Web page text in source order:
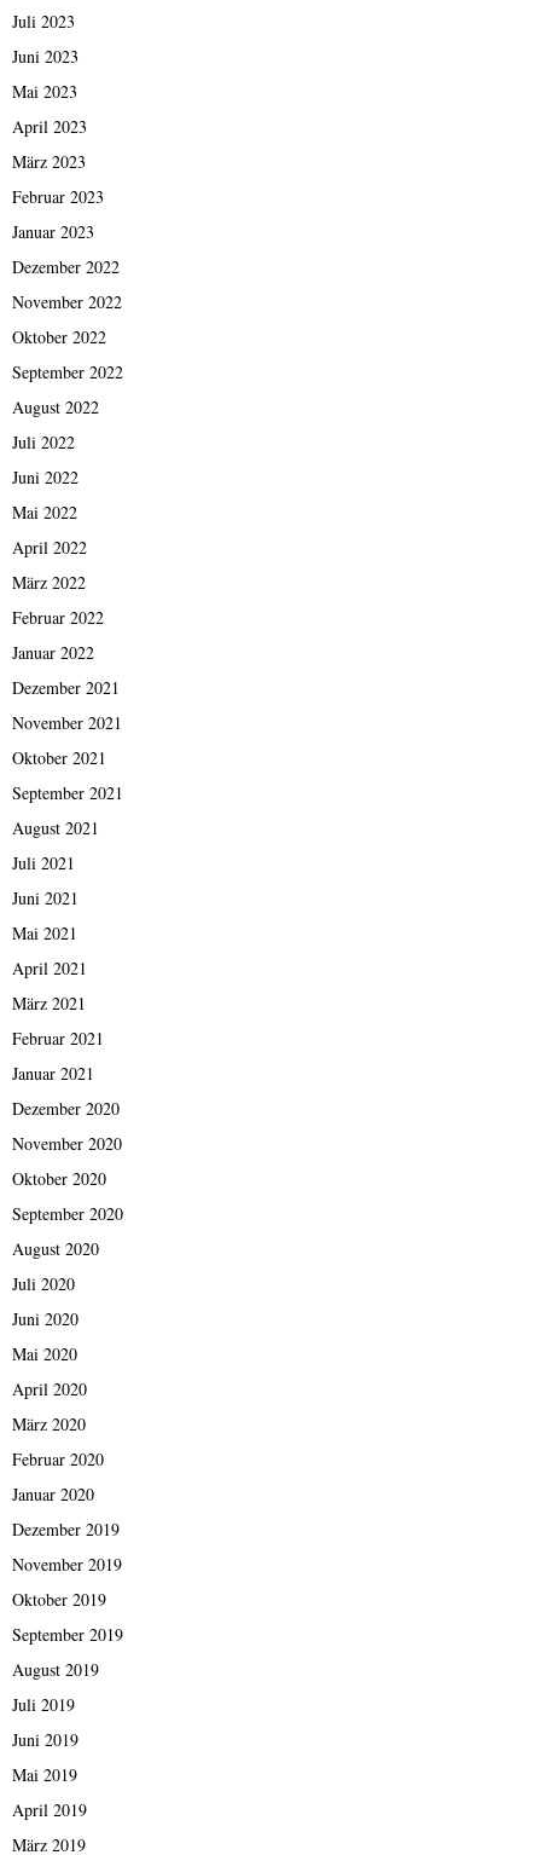
Juli 2023
Juni 2023
Mai 2023
April 2023
März 2023
Februar 2023
Januar 2023
Dezember 2022
November 2022
Oktober 2022
September 2022
August 2022
Juli 2022
Juni 2022
Mai 2022
April 2022
März 2022
Februar 2022
Januar 2022
Dezember 2021
November 2021
Oktober 2021
September 2021
August 2021
Juli 2021
Juni 2021
Mai 2021
April 2021
März 2021
Februar 2021
Januar 2021
Dezember 2020
November 2020
Oktober 2020
September 2020
August 2020
Juli 2020
Juni 2020
Mai 2020
April 2020
März 2020
Februar 2020
Januar 2020
Dezember 2019
November 2019
Oktober 2019
September 2019
August 2019
Juli 2019
Juni 2019
Mai 2019
April 2019
März 2019